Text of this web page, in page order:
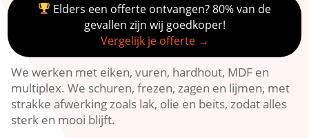
Elders een offerte ontvangen? 80% van de
gevallen zijn wij goedkoper!
Vergelijk je offerte →
We werken met eiken, vuren, hardhout, MDF en
multiplex.​ We schuren, frezen, zagen en lijmen, met
strakke afwerking zoals lak, olie en beits, zodat alles
sterk en mooi blijft.​